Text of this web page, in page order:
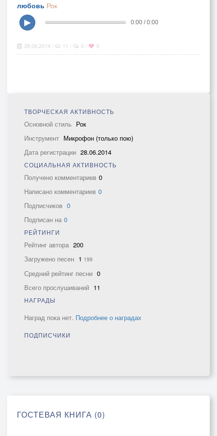
любовь Рок
▶
0:00 / 0:00
28.06.2014 11 0 0
ТВОРЧЕСКАЯ АКТИВНОСТЬ
Основной стиль Рок
Инструмент Микрофон (только пою)
Дата регистрации 28.06.2014
СОЦИАЛЬНАЯ АКТИВНОСТЬ
Получено комментариев 0
Написано комментариев 0
Подписчиков 0
Подписан на 0
РЕЙТИНГИ
Рейтинг автора 200
Загружено песен 1 199
Средний рейтинг песни 0
Всего прослушиваний 11
НАГРАДЫ
Наград пока нет. Подробнее о наградах
ПОДПИСЧИКИ
ГОСТЕВАЯ КНИГА (0)